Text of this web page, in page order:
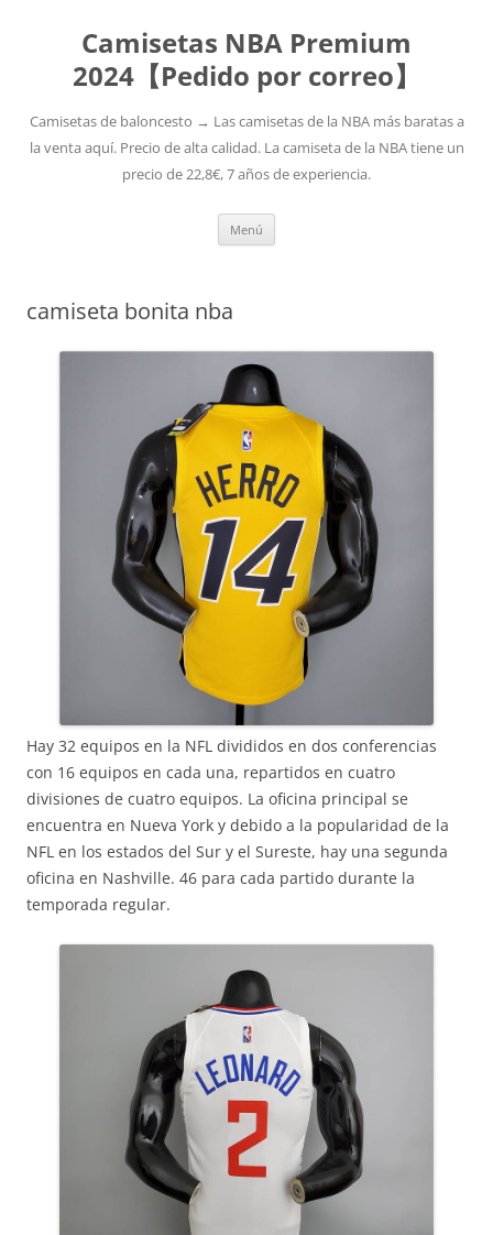
Camisetas NBA Premium
2024【Pedido por correo】
Camisetas de baloncesto → Las camisetas de la NBA más baratas a
la venta aquí. Precio de alta calidad. La camiseta de la NBA tiene un
precio de 22,8€, 7 años de experiencia.
Menú
camiseta bonita nba
Hay 32 equipos en la NFL divididos en dos conferencias
con 16 equipos en cada una, repartidos en cuatro
divisiones de cuatro equipos. La oficina principal se
encuentra en Nueva York y debido a la popularidad de la
NFL en los estados del Sur y el Sureste, hay una segunda
oficina en Nashville. 46 para cada partido durante la
temporada regular.